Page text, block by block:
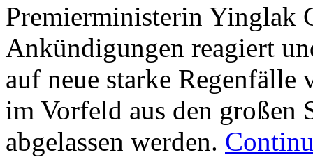
Premierministerin Yinglak
Ankündigungen reagiert
auf neue starke Regenfälle
im Vorfeld aus den großen
abgelassen werden.